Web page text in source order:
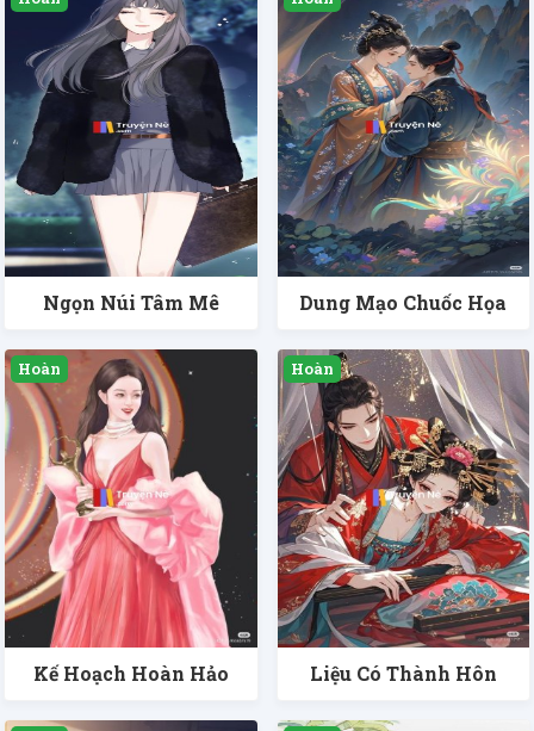
Ngọn Núi Tâm Mê Dung Mạo Chuốc Họa
Kế Hoạch Hoàn Hảo Liệu Có Thành Hôn